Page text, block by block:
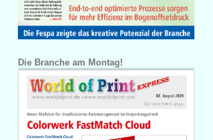
Die Branche am Montag!